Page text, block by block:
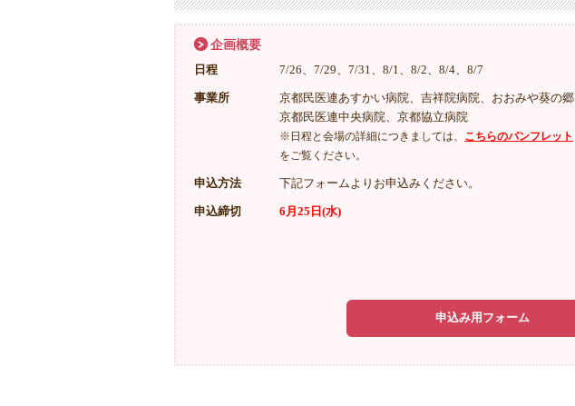
企画概要
日程 7/26、7/29、7/31、8/1、8/2、8/4、8/7
事業所
京都民医連あすかい病院、吉祥院病院、おおみや葵の郷
京都民医連中央病院、京都協立病院
※日程と会場の詳細につきましては、 こちらのパンフレット
をご覧ください。
申込方法 下記フォームよりお申込みください。
申込締切 6月25日(水)
申込み用フォーム